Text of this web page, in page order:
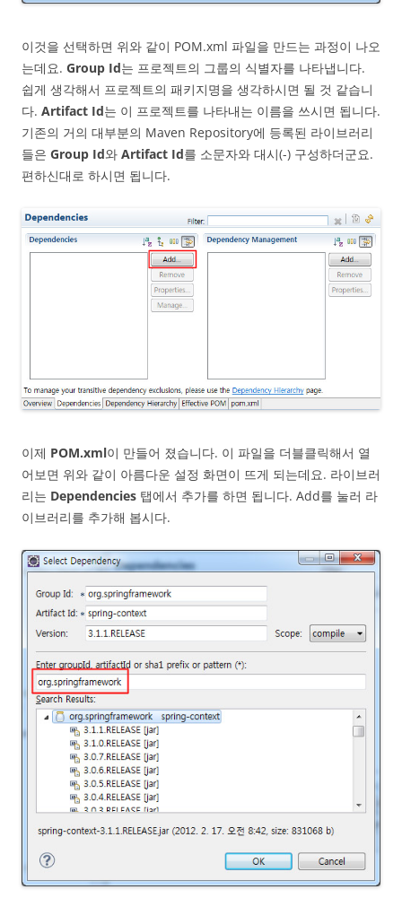
이것을 선택하면 위와 같이 POM.xml 파일을 만드는 과정이 나오
는데요. Group Id는 프로젝트의 그룹의 식별자를 나타냅니다.
쉽게 생각해서 프로젝트의 패키지명을 생각하시면 될 것 같습니
다. Artifact Id는 이 프로젝트를 나타내는 이름을 쓰시면 됩니다.
기존의 거의 대부분의 Maven Repository에 등록된 라이브러리
들은 Group Id와 Artifact Id를 소문자와 대시(-) 구성하더군요.
편하신대로 하시면 됩니다.
이제 POM.xml이 만들어 졌습니다. 이 파일을 더블클릭해서 열
어보면 위와 같이 아름다운 설정 화면이 뜨게 되는데요. 라이브러
리는 Dependencies 탭에서 추가를 하면 됩니다. Add를 눌러 라
이브러리를 추가해 봅시다.